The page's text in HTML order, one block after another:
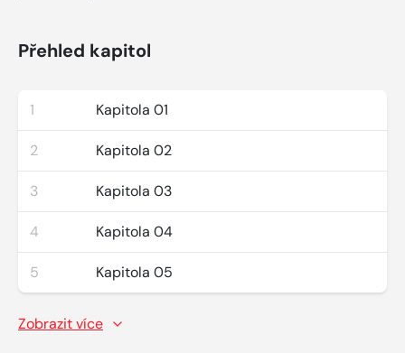
Přehled kapitol
1 Kapitola 01
2 Kapitola 02
3 Kapitola 03
4 Kapitola 04
5 Kapitola 05
Zobrazit více